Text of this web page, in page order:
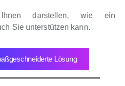
darstellen, wie ein
Sie unterstützen kann.
Lösung